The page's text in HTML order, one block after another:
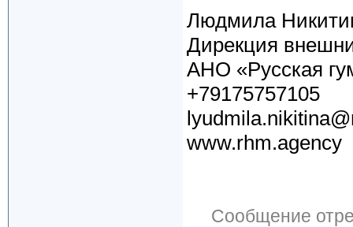
Людмила
Дирекция
АНО «Русская
+79175757105
www.rhm.agency
Сообщение